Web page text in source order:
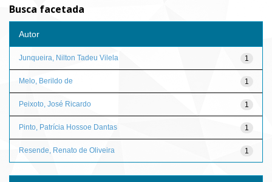
Busca facetada
Autor
1
Junqueira, Nilton Tadeu Vilela
1
Melo, Berildo de
1
Peixoto, José Ricardo
1
Pinto, Patrícia Hossoe Dantas
1
Resende, Renato de Oliveira